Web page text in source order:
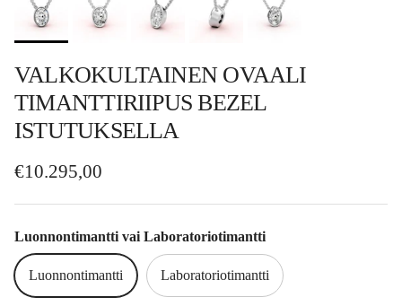
VALKOKULTAINEN OVAALI
TIMANTTIRIIPUS BEZEL
ISTUTUKSELLA
Normaalihinta
€10.295,00
Luonnontimantti vai Laboratoriotimantti
Luonnontimantti Laboratoriotimantti